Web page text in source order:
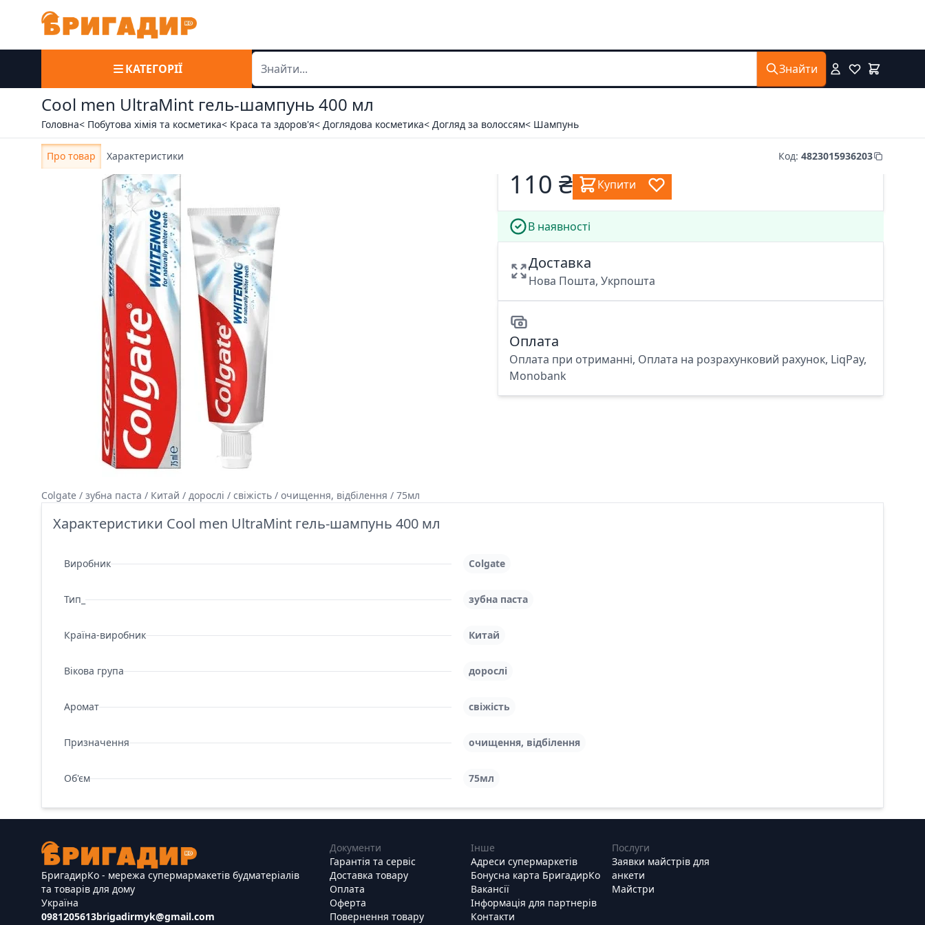
КАТЕГОРІЇ Знайти
Cool men UltraMint гель-шампунь 400 мл
Головна< Побутова хімія та косметика< Краса та здоров'я< Доглядова косметика< Догляд за волоссям< Шампунь
Про товар Характеристики Код: 4823015936203
Colgate / зубна паста / Китай / дорослі / свіжість / очищення, відбілення / 75мл
110 ₴ Купити
В наявності
Доставка
Нова Пошта, Укрпошта
Оплата
Оплата при отриманні, Оплата на розрахунковий рахунок, LiqPay,
Monobank
Характеристики Cool men UltraMint гель-шампунь 400 мл
Виробник Colgate
Тип_ зубна паста
Країна-виробник Китай
Вікова група дорослі
Аромат свіжість
Призначення очищення, відбілення
Об'єм 75мл
БригадирКо - мережа супермармакетів будматеріалів
та товарів для дому
Україна
0981205613brigadirmyk@gmail.com
Документи
Гарантія та сервіс
Доставка товару
Оплата
Оферта
Повернення товару
Інше
Адреси супермаркетів
Бонусна карта БригадирКо
Вакансії
Інформація для партнерів
Контакти
Послуги
Заявки майстрів для
анкети
Майстри